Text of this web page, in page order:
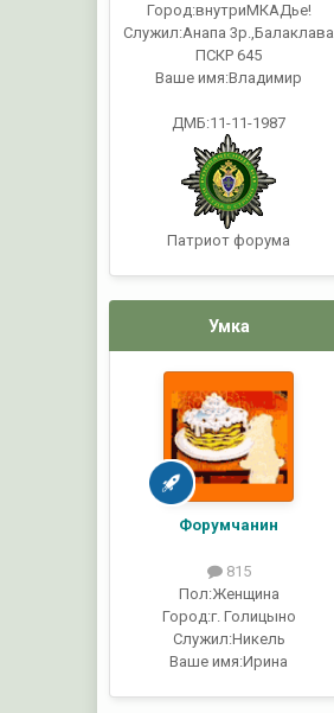
Город:внутриМКАДье!
Служил:Анапа 3р.,Балаклава
ПСКР 645
Ваше имя:Владимир
ДМБ:11-11-1987
Патриот форума
Умка
Форумчанин
815
Пол:Женщина
Город:г. Голицыно
Служил:Никель
Ваше имя:Ирина